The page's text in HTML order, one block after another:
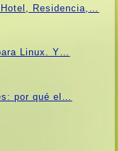
Hotel, Residencia,…
Linux. Y…
por qué el…